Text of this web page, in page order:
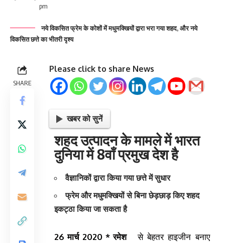
pm
नये विकसित फ्रेम के कोशों में मधुमक्खियों द्वारा भरा गया शहद, और नये
विकसित छत्ते का भीतरी दृश्य
SHARE
Please click to share News
खबर को सुनें
शहद उत्पादन के मामले में भारत
दुनिया में 8वाँ प्रमुख देश है
वैज्ञानिकों द्वारा किया गया छत्ते में सुधार
फ्रेम और मधुमक्खियों से बिना छेड़छाड़ किए शहद
इकट्ठा किया जा सकता है
26 मार्च 2020 * रमेश
से बेहतर हाइजीन बनाए